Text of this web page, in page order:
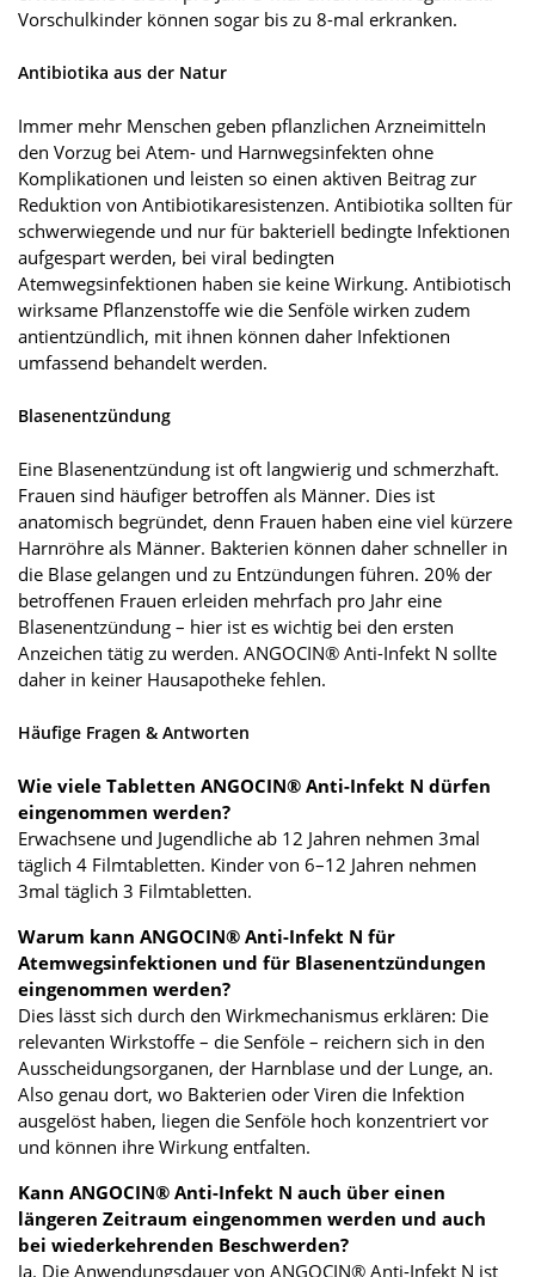
Vorschulkinder können sogar bis zu 8-mal erkranken.
Antibiotika aus der Natur
Immer mehr Menschen geben pflanzlichen Arzneimitteln
den Vorzug bei Atem- und Harnwegsinfekten ohne
Komplikationen und leisten so einen aktiven Beitrag zur
Reduktion von Antibiotikaresistenzen. Antibiotika sollten für
schwerwiegende und nur für bakteriell bedingte Infektionen
aufgespart werden, bei viral bedingten
Atemwegsinfektionen haben sie keine Wirkung. Antibiotisch
wirksame Pflanzenstoffe wie die Senföle wirken zudem
antientzündlich, mit ihnen können daher Infektionen
umfassend behandelt werden.
Blasenentzündung
Eine Blasenentzündung ist oft langwierig und schmerzhaft.
Frauen sind häufiger betroffen als Männer. Dies ist
anatomisch begründet, denn Frauen haben eine viel kürzere
Harnröhre als Männer. Bakterien können daher schneller in
die Blase gelangen und zu Entzündungen führen. 20% der
betroffenen Frauen erleiden mehrfach pro Jahr eine
Blasenentzündung – hier ist es wichtig bei den ersten
Anzeichen tätig zu werden. ANGOCIN® Anti-Infekt N sollte
daher in keiner Hausapotheke fehlen.
Häufige Fragen & Antworten
Wie viele Tabletten ANGOCIN® Anti-Infekt N dürfen
eingenommen werden?
Erwachsene und Jugendliche ab 12 Jahren nehmen 3mal
täglich 4 Filmtabletten. Kinder von 6–12 Jahren nehmen
3mal täglich 3 Filmtabletten.
Warum kann ANGOCIN® Anti-Infekt N für
Atemwegsinfektionen und für Blasenentzündungen
eingenommen werden?
Dies lässt sich durch den Wirkmechanismus erklären: Die
relevanten Wirkstoffe – die Senföle – reichern sich in den
Ausscheidungsorganen, der Harnblase und der Lunge, an.
Also genau dort, wo Bakterien oder Viren die Infektion
ausgelöst haben, liegen die Senföle hoch konzentriert vor
und können ihre Wirkung entfalten.
Kann ANGOCIN® Anti-Infekt N auch über einen
längeren Zeitraum eingenommen werden und auch
bei wiederkehrenden Beschwerden?
Ja. Die Anwendungsdauer von ANGOCIN® Anti-Infekt N ist